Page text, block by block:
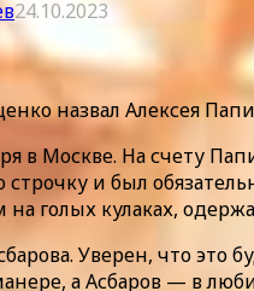
24.10.2023
назвал Алексея
в Москве. На счету
и был
голых кулаках,
Уверен, что это
а Асбаров — в